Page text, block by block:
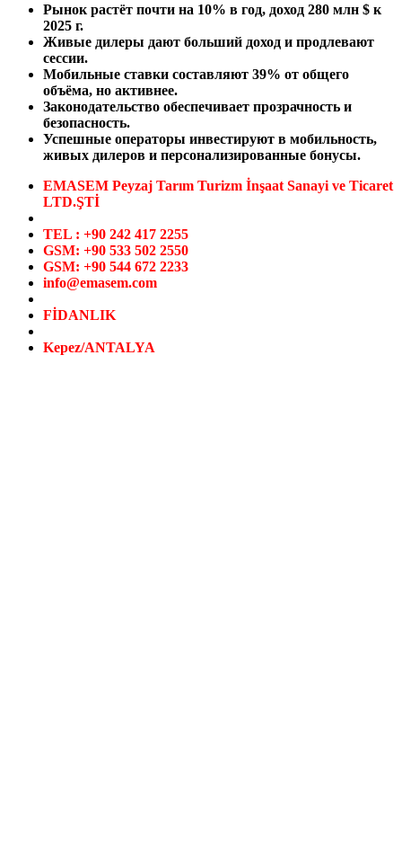
Рынок растёт почти на 10% в год, доход 280 млн $ к
2025 г.
Живые дилеры дают больший доход и продлевают
сессии.
Мобильные ставки составляют 39% от общего
объёма, но активнее.
Законодательство обеспечивает прозрачность и
безопасность.
Успешные операторы инвестируют в мобильность,
живых дилеров и персонализированные бонусы.
EMASEM Peyzaj Tarım Turizm İnşaat Sanayi ve Ticaret
LTD.ŞTİ
TEL : +90 242 417 2255
GSM: +90 533 502 2550
GSM: +90 544 672 2233
info@emasem.com
FİDANLIK
Kepez/ANTALYA